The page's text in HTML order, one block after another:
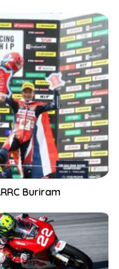
Buriram